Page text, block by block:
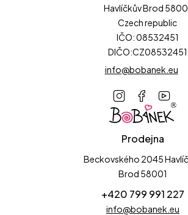
Prodejna
Beckovského 2045
Brod 58001
+420 799 991 227
info@bobanek.eu
Havlíčkův Brod
Czech republic
IČO: 08532451
DIČO:CZ08532451
info@bobanek.eu